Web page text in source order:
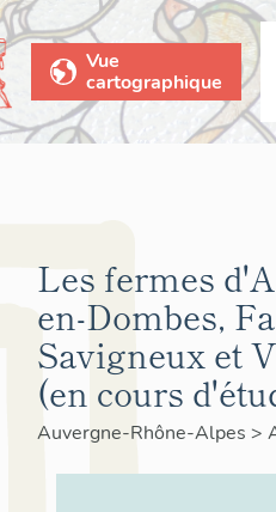
Vue
cartographique
Les fermes
en-Dombes,
Savigneux et
(en cours
Auvergne-Rhône-Alpes >